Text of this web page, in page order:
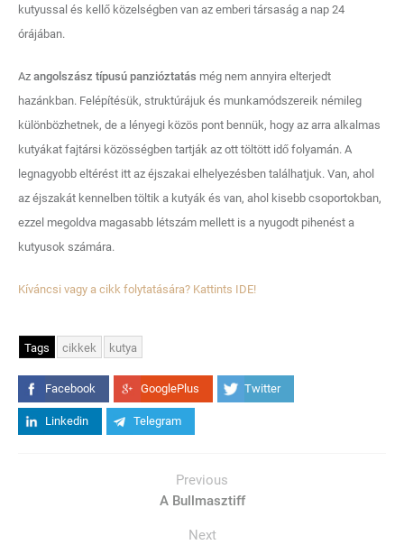
kutyussal és kellő közelségben van az emberi társaság a nap 24
órájában.
Az angolszász típusú panzióztatás még nem annyira elterjedt
hazánkban. Felépítésük, struktúrájuk és munkamódszereik némileg
különbözhetnek, de a lényegi közös pont bennük, hogy az arra alkalmas
kutyákat fajtársi közösségben tartják az ott töltött idő folyamán. A
legnagyobb eltérést itt az éjszakai elhelyezésben találhatjuk. Van, ahol
az éjszakát kennelben töltik a kutyák és van, ahol kisebb csoportokban,
ezzel megoldva magasabb létszám mellett is a nyugodt pihenést a
kutyusok számára.
Kíváncsi vagy a cikk folytatására? Kattints IDE!
Tags cikkek kutya
Facebook GooglePlus Twitter
Linkedin Telegram
Previous
A Bullmasztiff
Next